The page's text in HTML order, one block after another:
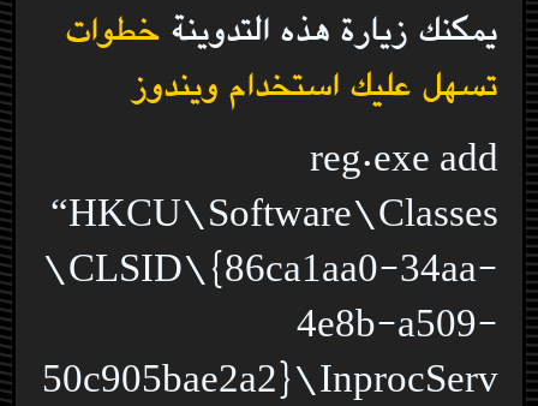
يمكنك زيارة هذه التدوينة خطوات
تسهل عليك استخدام ويندوز
reg.exe add
“HKCU\Software\Classes
\CLSID\{86ca1aa0-34aa-
4e8b-a509-
50c905bae2a2}\InprocServ